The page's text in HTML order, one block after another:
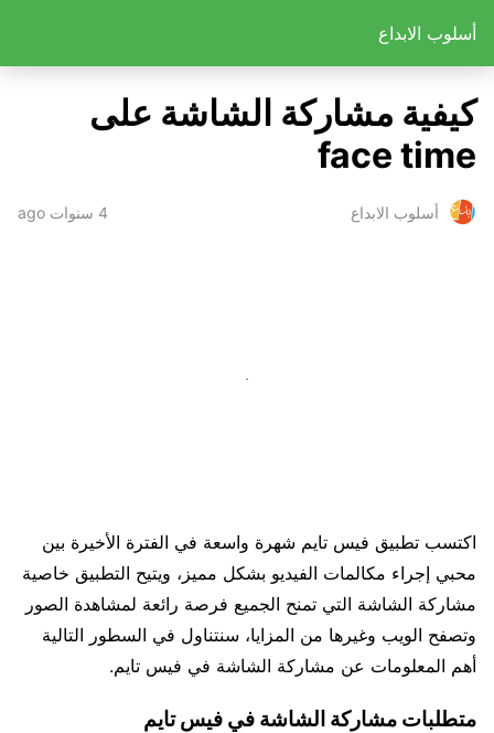
أسلوب الابداع
كيفية مشاركة الشاشة على
face time
أسلوب الابداع 4 سنوات ago
اكتسب تطبيق فيس تايم شهرة واسعة في الفترة الأخيرة بين
محبي إجراء مكالمات الفيديو بشكل مميز، ويتيح التطبيق خاصية
مشاركة الشاشة التي تمنح الجميع فرصة رائعة لمشاهدة الصور
وتصفح الويب وغيرها من المزايا، سنتناول في السطور التالية
أهم المعلومات عن مشاركة الشاشة في فيس تايم.
متطلبات مشاركة الشاشة في فيس تايم